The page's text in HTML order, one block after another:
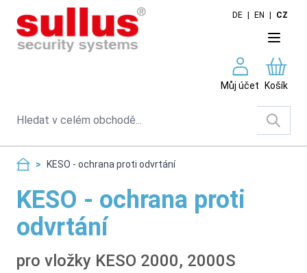
Skip to Content
DE EN CZ
Můj účet Košík
Search
> KESO - ochrana proti odvrtání
KESO - ochrana proti
odvrtání
pro vložky KESO 2000, 2000S